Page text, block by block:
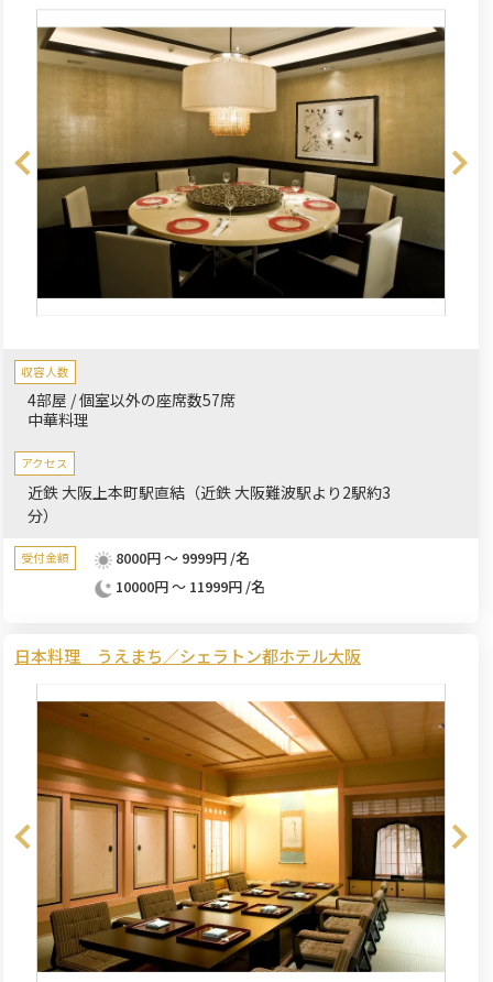
収容人数
4部屋 / 個室以外の座席数57席
中華料理
アクセス
近鉄 大阪上本町駅直結（近鉄 大阪難波駅より2駅約3
分）
受付金額
8000円 ～ 9999円 /名
10000円 ～ 11999円 /名
日本料理 うえまち／シェラトン都ホテル大阪